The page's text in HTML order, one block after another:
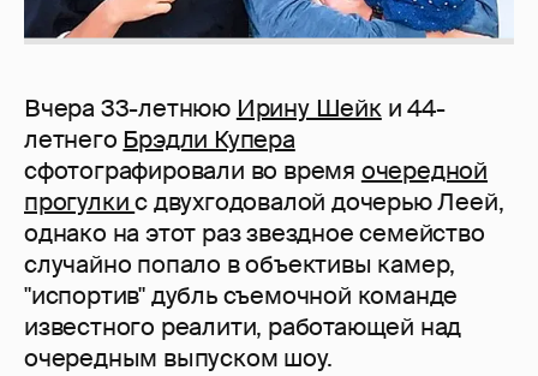
Вчера 33-летнюю Ирину Шейки 44-
летнего Брэдли Купера
сфотографировали во время очередной
прогулкис двухгодовалой дочерью Леей,
однако на этот раз звездное семейство
случайно попало в объективы камер,
"испортив" дубль съемочной команде
известного реалити, работающей над
очередным выпуском шоу.